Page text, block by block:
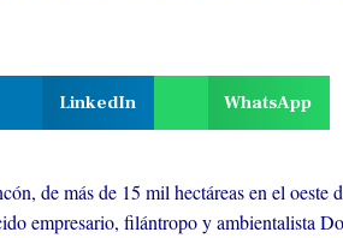
LinkedIn WhatsApp
de más de 15 mil hectáreas en el
empresario, filántropo y ambientalista